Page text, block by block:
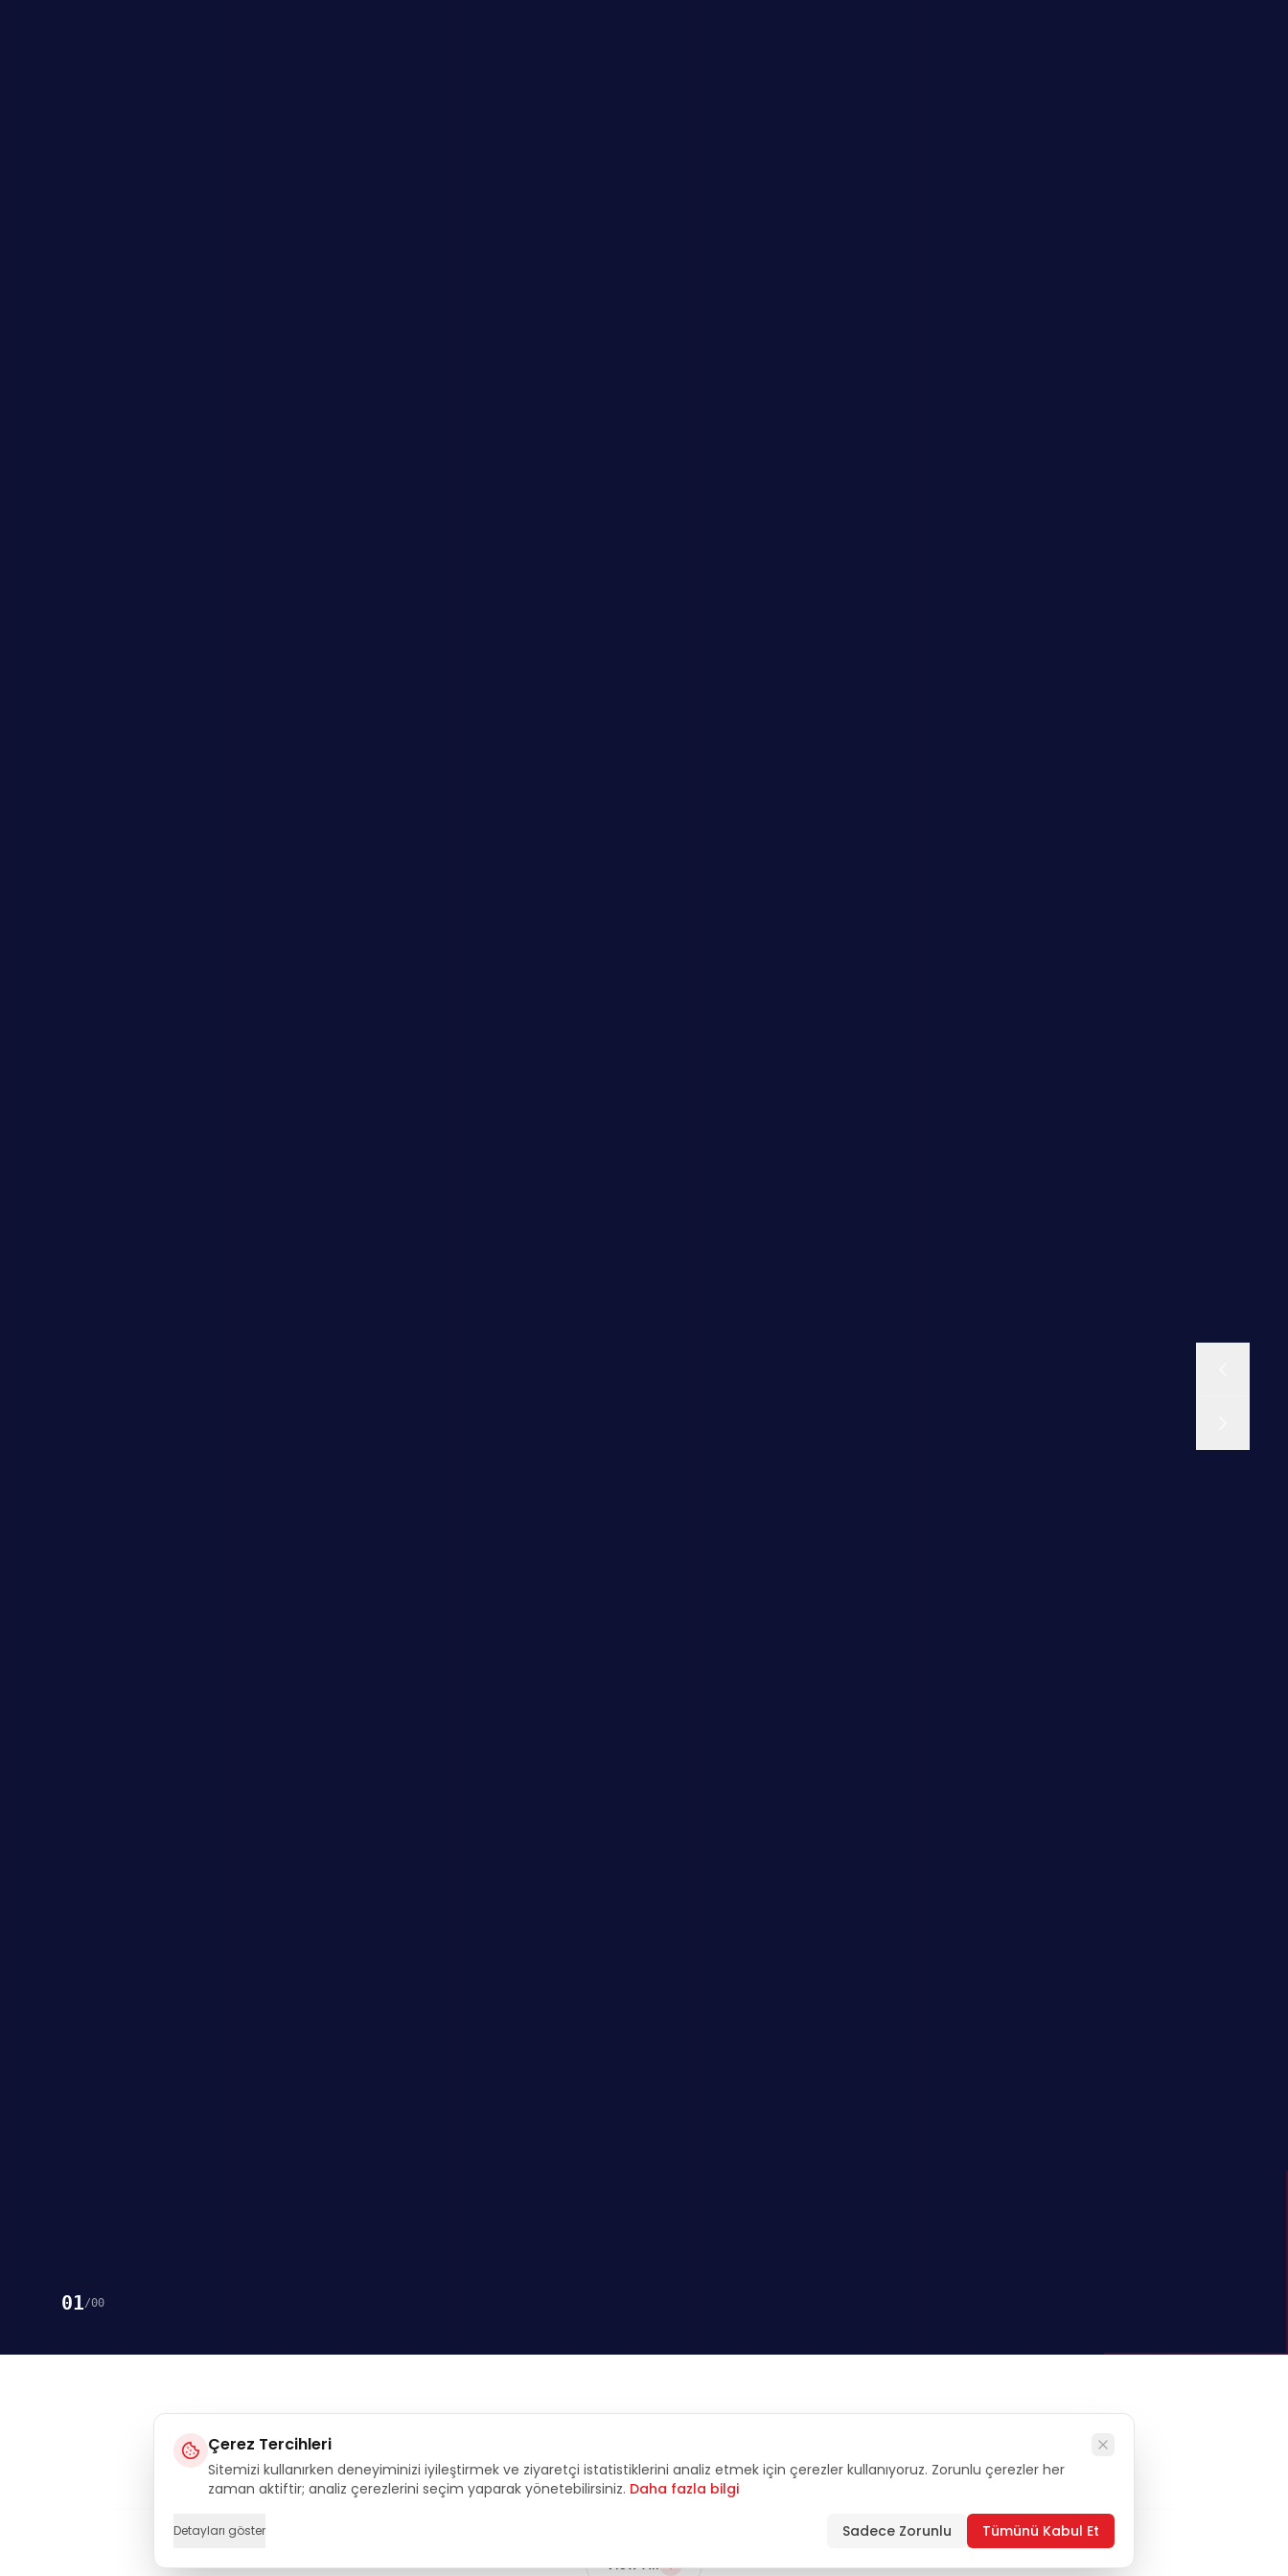
01/00
Executive Interviews & Analysis
View All
Çerez Tercihleri
Sitemizi kullanırken deneyiminizi iyileştirmek ve ziyaretçi istatistiklerini analiz etmek için çerezler kullanıyoruz. Zorunlu çerezler her
zaman aktiftir; analiz çerezlerini seçim yaparak yönetebilirsiniz. Daha fazla bilgi
Detayları göster Sadece Zorunlu Tümünü Kabul Et